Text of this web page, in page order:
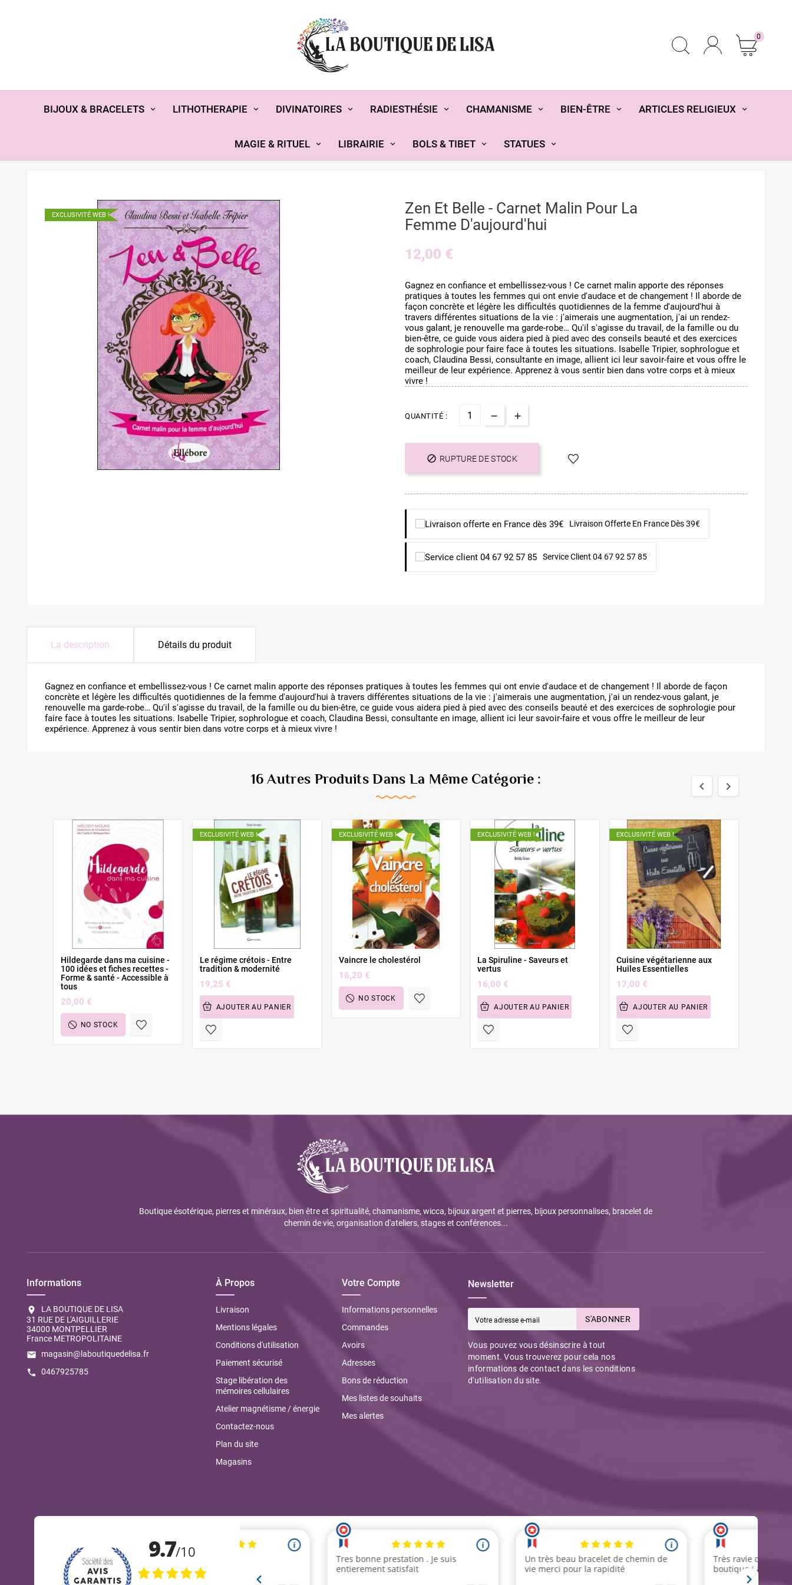
0
BIJOUX & BRACELETS LITHOTHERAPIE DIVINATOIRES RADIESTHÉSIE CHAMANISME BIEN-ÊTRE ARTICLES RELIGIEUX
MAGIE & RITUEL LIBRAIRIE BOLS & TIBET STATUES
EXCLUSIVITÉ WEB !
Zen Et Belle - Carnet Malin Pour La
Femme D'aujourd'hui
12,00 €
Gagnez en confiance et embellissez-vous ! Ce carnet malin apporte des réponses
pratiques à toutes les femmes qui ont envie d'audace et de changement ! Il aborde de
façon concrète et légère les difficultés quotidiennes de la femme d'aujourd'hui à
travers différentes situations de la vie : j'aimerais une augmentation, j'ai un rendez-
vous galant, je renouvelle ma garde-robe… Qu'il s'agisse du travail, de la famille ou du
bien-être, ce guide vous aidera pied à pied avec des conseils beauté et des exercices
de sophrologie pour faire face à toutes les situations. Isabelle Tripier, sophrologue et
coach, Claudina Bessi, consultante en image, allient ici leur savoir-faire et vous offre le
meilleur de leur expérience. Apprenez à vous sentir bien dans votre corps et à mieux
vivre !
QUANTITÉ :
 RUPTURE DE STOCK
Livraison Offerte En France Dès 39€
Service Client 04 67 92 57 85
La description Détails du produit
Gagnez en confiance et embellissez-vous ! Ce carnet malin apporte des réponses pratiques à toutes les femmes qui ont envie d'audace et de changement ! Il aborde de façon
concrète et légère les difficultés quotidiennes de la femme d'aujourd'hui à travers différentes situations de la vie : j'aimerais une augmentation, j'ai un rendez-vous galant, je
renouvelle ma garde-robe… Qu'il s'agisse du travail, de la famille ou du bien-être, ce guide vous aidera pied à pied avec des conseils beauté et des exercices de sophrologie pour
faire face à toutes les situations. Isabelle Tripier, sophrologue et coach, Claudina Bessi, consultante en image, allient ici leur savoir-faire et vous offre le meilleur de leur
expérience. Apprenez à vous sentir bien dans votre corps et à mieux vivre !
16 Autres Produits Dans La Même Catégorie :  
Hildegarde dans ma cuisine -
100 idées et fiches recettes -
Forme & santé - Accessible à
tous
20,00 €
NO STOCK
EXCLUSIVITÉ WEB !
Le régime crétois - Entre
tradition & modernité
19,25 €
AJOUTER AU PANIER
EXCLUSIVITÉ WEB !
Vaincre le cholestérol
16,20 €
NO STOCK
EXCLUSIVITÉ WEB !
La Spiruline - Saveurs et
vertus
16,00 €
AJOUTER AU PANIER
EXCLUSIVITÉ WEB !
Cuisine végétarienne aux
Huiles Essentielles
17,00 €
AJOUTER AU PANIER
Boutique ésotérique, pierres et minéraux, bien être et spiritualité, chamanisme, wicca, bijoux argent et pierres, bijoux personnalises, bracelet de
chemin de vie, organisation d'ateliers, stages et conférences...
Informations
location_on
LA BOUTIQUE DE LISA
31 RUE DE L'AIGUILLERIE
34000 MONTPELLIER
France METROPOLITAINE
email magasin@laboutiquedelisa.fr
call 0467925785
À Propos
Livraison
Mentions légales
Conditions d'utilisation
Paiement sécurisé
Stage libération des
mémoires cellulaires
Atelier magnétisme / énergie
Contactez-nous
Plan du site
Magasins
Votre Compte
Informations personnelles
Commandes
Avoirs
Adresses
Bons de réduction
Mes listes de souhaits
Mes alertes
Newsletter
S'ABONNER
Vous pouvez vous désinscrire à tout
moment. Vous trouverez pour cela nos
informations de contact dans les conditions
d'utilisation du site.